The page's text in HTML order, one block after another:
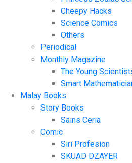
Cheepy Hacks
Science Comics
Others
Periodical
Monthly Magazine
The Young
Smart
Malay Books
Story Books
Sains Ceria
Comic
Siri Profesion
SKUAD DZAYER